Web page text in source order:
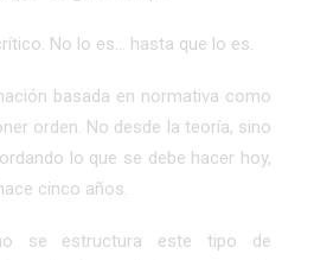
No lo es… hasta que lo es.
basada en normativa como
orden. No desde la teoría, sino
lo que se debe hacer hoy,
cinco años.
se estructura este tipo de